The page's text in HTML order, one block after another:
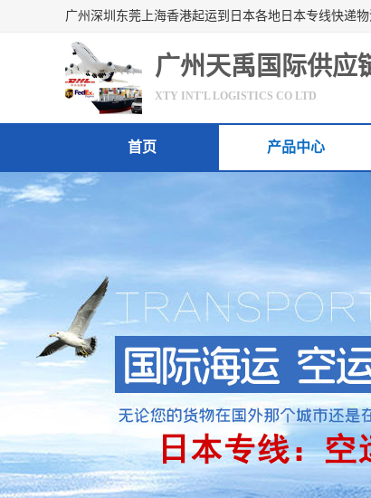
广州天禹国际供应
XTY INT'L LOGISTICS CO LTD
首页 产品中心